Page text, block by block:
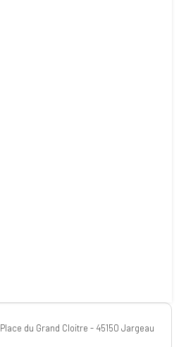
Place du Grand Cloitre - 45150 Jargeau